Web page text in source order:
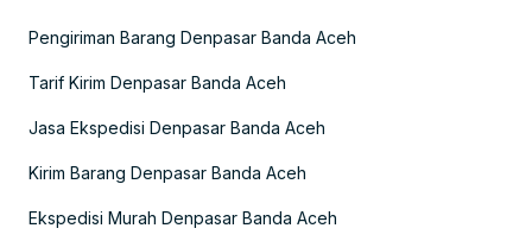
Pengiriman Barang Denpasar Banda Aceh
Tarif Kirim Denpasar Banda Aceh
Jasa Ekspedisi Denpasar Banda Aceh
Kirim Barang Denpasar Banda Aceh
Ekspedisi Murah Denpasar Banda Aceh